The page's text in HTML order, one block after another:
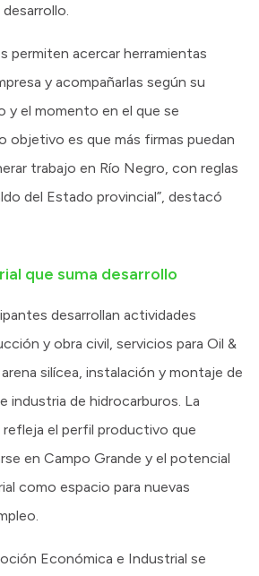
permiten acercar herramientas
y acompañarlas según su
y el momento en el que se
objetivo es que más firmas puedan
trabajo en Río Negro, con reglas
del Estado provincial”, destacó
que suma desarrollo
desarrollan actividades
y obra civil, servicios para Oil &
silícea, instalación y montaje de
industria de hidrocarburos. La
refleja el perfil productivo que
en Campo Grande y el potencial
como espacio para nuevas
Económica e Industrial se